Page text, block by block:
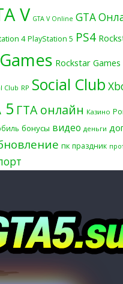
V GTA V Online GTA
4 PlayStation 5 PS4
Rockstar
Club RP Social Club
5 ГТА онлайн Казино
бонусы видео деньги
пк праздник